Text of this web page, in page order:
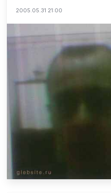
2005.05.31 21:00